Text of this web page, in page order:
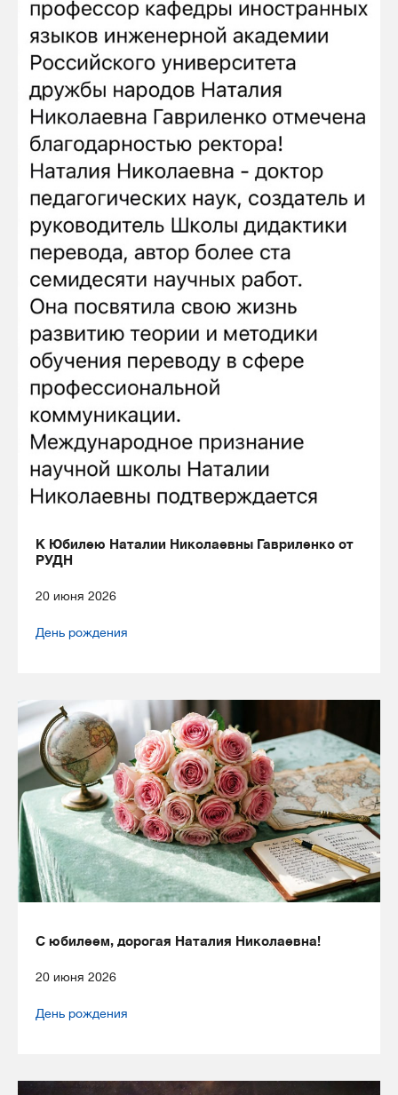
К Юбилею Наталии Николаевны Гавриленко от
РУДН
20 июня 2026
День рождения
С юбилеем, дорогая Наталия Николаевна!
20 июня 2026
День рождения